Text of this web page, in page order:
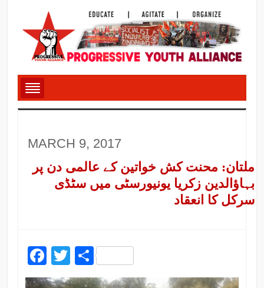
MARCH 9, 2017
ملتان: محنت کش خواتین کے عالمی دن پر
بہاؤالدین زکریا یونیورسٹی میں سٹڈی
سرکل کا انعقاد
Facebook
Twitter
Share